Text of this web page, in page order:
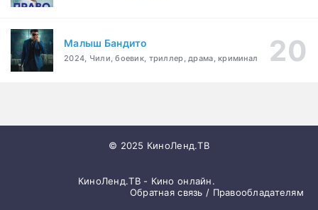
Малыш Бандито
2024, Чили, боевик, триллер, драма, криминал
© 2025 КиноЛенд.ТВ
КиноЛенд.ТВ - Кино онлайн.
Обратная связь / Правообладателям